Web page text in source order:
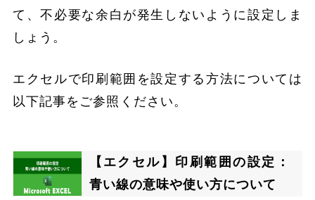
て、不必要な余白が発生しないように設定しま
しょう。
エクセルで印刷範囲を設定する方法については
以下記事をご参照ください。
【エクセル】印刷範囲の設定：
青い線の意味や使い方について